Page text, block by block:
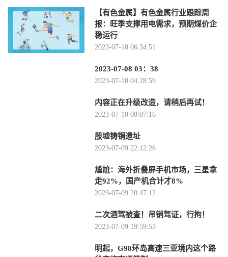
【有色金属】有色金属行业跟踪周
报：旺季支撑用电需求，预期煤价企
稳运行
2023-07-10 06:34:51
2023-07-08 03：38
2023-07-10 04:28:59
内容正在升级改造，请稍后再试！
2023-07-10 00:07:16
殷墟铸铜遗址
2023-07-09 22:12:26
尴尬：海外折叠屏手机市场，三星拿
走92%，国产机合计才8%
2023-07-09 20:47:12
二次酒驾被查！吊销驾证，行拘！
2023-07-09 19:59:53
明起，G98环岛高速三亚境内这个路